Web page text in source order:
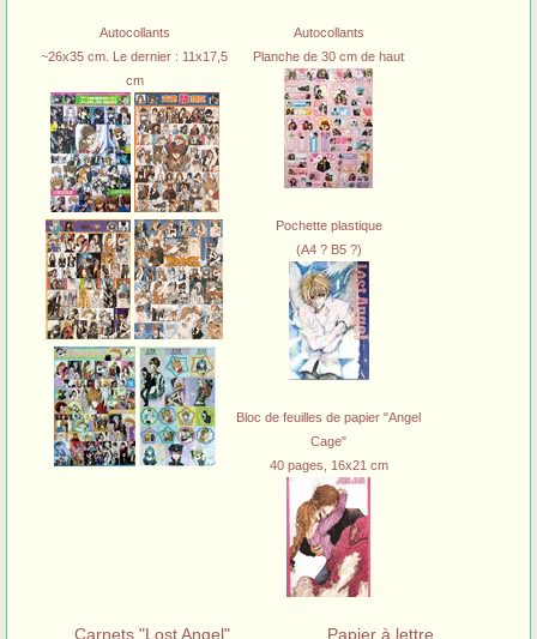
Autocollants
~26x35 cm. Le dernier : 11x17,5
cm
Autocollants
Planche de 30 cm de haut
Pochette plastique
(A4 ? B5 ?)
Bloc de feuilles de papier "Angel
Cage"
40 pages, 16x21 cm
Carnets "Lost Angel"
Papier à lettre